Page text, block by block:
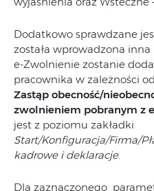
Dodatkowo sprawdzane
została wprowadzona
e-Zwolnienie zostanie
pracownika w zależności
Zastąp obecność/
zwolnieniem pobranym z
jest z poziomu zakładki
Start/Konfiguracja/Firma/
kadrowe i deklaracje.
Dla zaznaczonego